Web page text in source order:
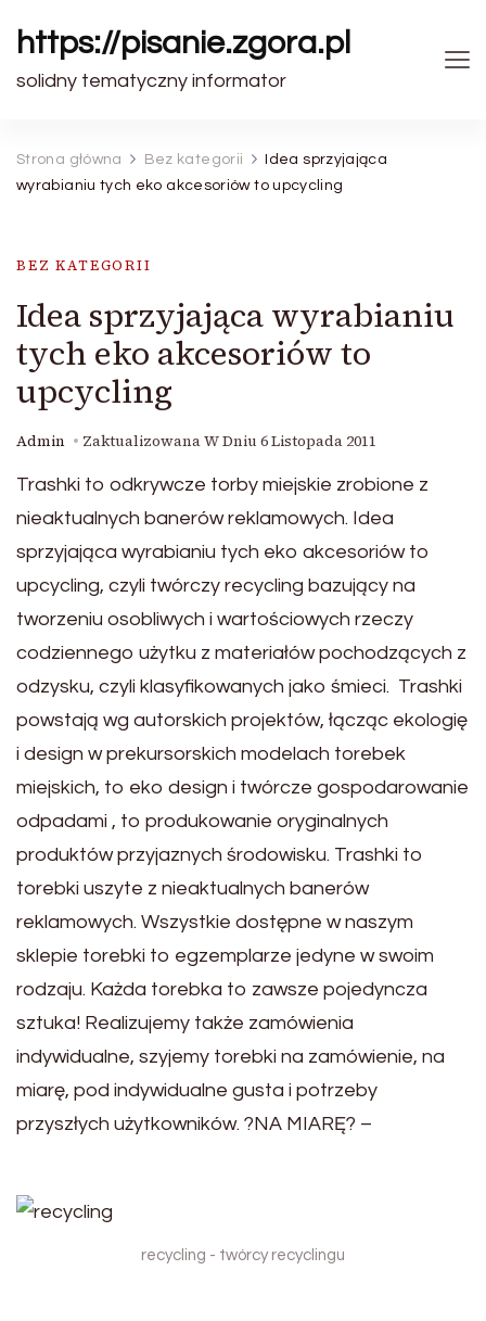
https://pisanie.zgora.pl
solidny tematyczny informator
Strona główna Bez kategorii
Idea sprzyjająca
wyrabianiu tych eko akcesoriów to upcycling
BEZ KATEGORII
Idea sprzyjająca wyrabianiu
tych eko akcesoriów to
upcycling
Admin Zaktualizowana W Dniu 6 Listopada 2011
Trashki to odkrywcze torby miejskie zrobione z
nieaktualnych banerów reklamowych. Idea
sprzyjająca wyrabianiu tych eko akcesoriów to
upcycling, czyli twórczy recycling bazujący na
tworzeniu osobliwych i wartościowych rzeczy
codziennego użytku z materiałów pochodzących z
odzysku, czyli klasyfikowanych jako śmieci. Trashki
powstają wg autorskich projektów, łącząc ekologię
i design w prekursorskich modelach torebek
miejskich, to eko design i twórcze gospodarowanie
odpadami , to produkowanie oryginalnych
produktów przyjaznych środowisku. Trashki to
torebki uszyte z nieaktualnych banerów
reklamowych. Wszystkie dostępne w naszym
sklepie torebki to egzemplarze jedyne w swoim
rodzaju. Każda torebka to zawsze pojedyncza
sztuka! Realizujemy także zamówienia
indywidualne, szyjemy torebki na zamówienie, na
miarę, pod indywidualne gusta i potrzeby
przyszłych użytkowników. ?NA MIARĘ? –
recycling - twórcy recyclingu